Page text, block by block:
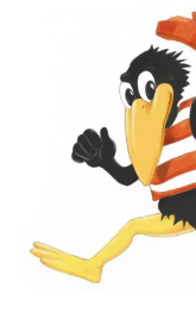
Zum Inhalt springen